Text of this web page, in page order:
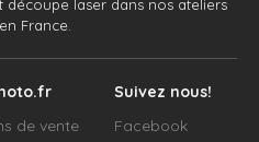
laser dans nos ateliers
France.
de vente
Suivez nous!
Facebook